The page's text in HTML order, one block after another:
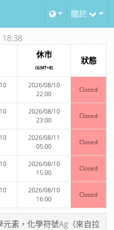
關於
18:38
休市
(GMT+8)
狀態
2026/08/10
22:00
Closed
2026/08/10
23:00
Closed
2026/08/11
05:00
Closed
2026/08/10
15:00
Closed
2026/08/10
16:00
Closed
素，化學符號Ag（來自拉